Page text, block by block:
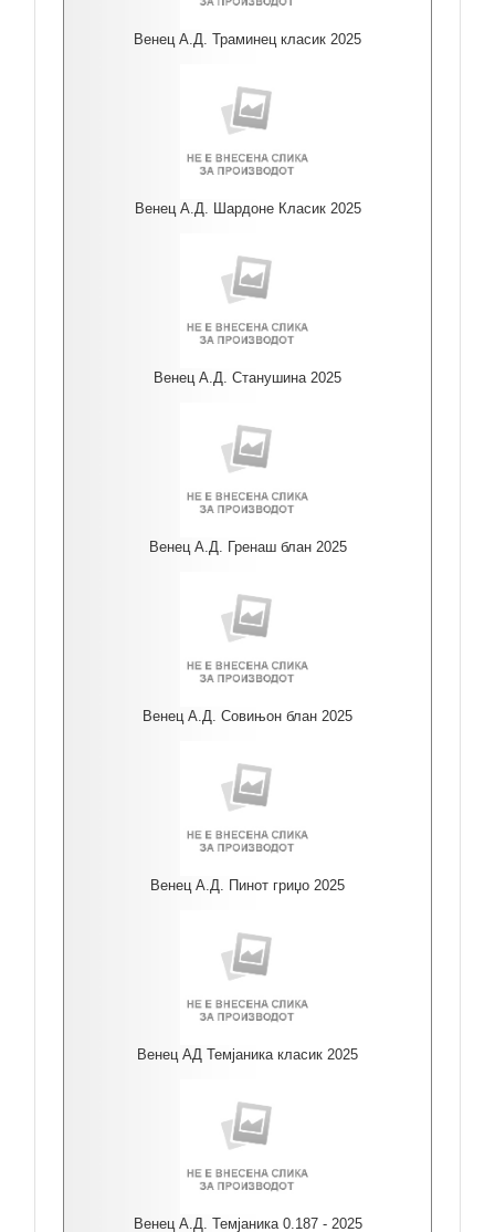
Венец А.Д. Траминец класик 2025
Венец А.Д. Шардоне Класик 2025
Венец А.Д. Станушина 2025
Венец А.Д. Гренаш блан 2025
Венец А.Д. Совињон блан 2025
Венец А.Д. Пинот гриџо 2025
Венец АД Темјаника класик 2025
Венец А.Д. Темјаника 0.187 - 2025